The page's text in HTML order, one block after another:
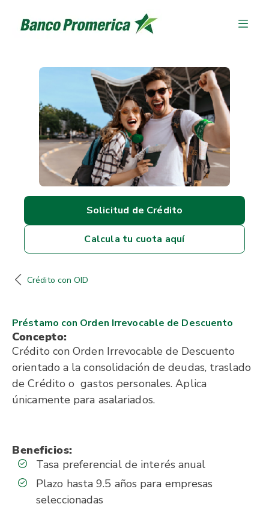
Préstamo con Orden Irrevocable de Descuento
Concepto:
Crédito con Orden Irrevocable de Descuento
orientado a la consolidación de deudas, traslado
de Crédito o gastos personales. Aplica
únicamente para asalariados.
Beneficios:
Tasa preferencial de interés anual
Plazo hasta 9.5 años para empresas
seleccionadas
Solicitud de Crédito
Calcula tu cuota aquí
Crédito con OID